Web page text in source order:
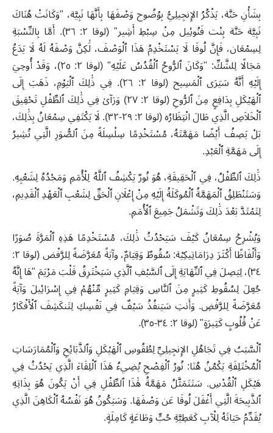
بِشَأْنِ حَنَّة، يَذْكُرُ الإِنجِيلِيُّ بِوُضُوح وَصْفَهَا بِأَنَّهَا نَبِيَّة، "وَكَانَتْ هُنَاكَ
نَبِيَّة حَنَّة بِنْت فَنُوئِيل مِنْ سِبْطِ أَشِير" (لوقا ٢: ٣٦). أَمَّا بِالنِّسْبَةِ
لِسِمْعَان، فَإِنَّ لُوقَا لَا يَسْتَخْدِمُ هَذَا ٱلْوَصْفَ، لَٰكِنَّ وَصْفَهُ لَهُ لَا يَدَعُ
مَجَالًا لِلشَّكِّ: "وَكَانَ ٱلرُّوحُ ٱلْقُدُسُ عَلَيْهِ" (لوقا ٢: ٢٥)، وَقَدْ أُوحِيَ
إِلَيْهِ أَنَّهُ سَيَرَى ٱلْمَسِيح (لوقا ٢: ٢٦). فِي ذَٰلِكَ ٱلْيَوْمِ، ذَهَبَ إِلَى
ٱلْهَيْكَلِ بِدَافِعٍ مِنَ ٱلرُّوحِ (لوقا ٢: ٢٧) وَرَآىٰ فِي ذَٰلِكَ ٱلطِّفْلِ تَحْقِيقَ
ٱلْخَلاَصِ الَّذِي طَالَ انْتِظَارُه (لوقا ٢: ٢٩-٣٢). لَا يَكْتَفِي سِمْعَانُ بِذَٰلِكَ،
بَلْ يَصِفُ أَيْضًا مَهَمَّتَهُ، مُسْتَخْدِمًا سِلْسِلَةً مِنَ ٱلصُّوَرِ الَّتِي تُشِيرُ
إِلَى مَهَمَّةِ ٱلْعَبْدِ.
ذَٰلِكَ ٱلطِّفْلُ، فِي ٱلْحَقِيقَةِ، هُوَ نُورٌ يَكْشِفُ ٱللَّهُ لِلْأُمَمِ وَمَجْدُهُ لِشَعْبِهِ.
وَسَتَنْطَلِقُ ٱلْمَهَمَّةُ ٱلْمُوكَلَةُ إِلَيْهِ مِنْ إِعْلَانِ ٱلْحَقِّ لِشَعْبِ ٱلْعَهْدِ ٱلْقَدِيمِ،
لِتَمْتَدَّ بَعْدَ ذَٰلِكَ وَتَشْمَلُ جَمِيعَ ٱلْأُمَمِ.
وَيُشْرِحُ سِمْعَانُ كَيْفَ سَيَحْدُثُ ذَٰلِكَ، مُسْتَخْدِمًا هَذِهِ ٱلْمَرَّةَ صُوَرًا
وَأَلْفَاظًا أَكْثَرَ دِرَامَاتِيكِيْة: سُقُوطٌ وَقِيَامٌ، وآيَةً مُعَرَّضَةً لِلرَّفْض (لوقا ٢:
٣٤)، لِيَصِلَ فِي ٱلنِّهَايَةِ إِلَى ٱلسَّيْفِ ٱلَّذِي سَيَخْتَرِقُ قَلْبَ مَرْيَمَ "هَا إِنَّهُ
جُعِلَ لِسُقُوطِ كَثِيرٍ مِنَ ٱلنَّاسِ وَقِيَامِ كَثِيرٍ مِّنْهُمْ فِي إِسْرَائِيلَ وَآيَةً
مُعَرَّضَةً لِلرَّفْضِ. وَأَنتِ سَيَنفُذُ سَيْفٌ فِي نَفْسِكِ لِتَنكَشِفَ ٱلْأَفْكَارُ
عَنْ قُلُوبٍ كَثِيرَةٍ" (لوقا ٢: ٣٤-٣٥).
ٱلْسَّبَبُ فِي تَجَاهُلِ الإِنجِيلِيِّ لِطُقُوسِ ٱلْهَيْكَلِ وَٱلذَّبَائِحِ وَٱلْمُمَارَسَاتِ
ٱلْمُخْتَلِفَةِ يَكْمُنُ هُنَا: نُورُ ٱلْفِصْحِ يُضِيءُ هَذَا ٱلْلِقَاءَ الَّذِي يَحْدُثُ فِي
هَيْكَلِ ٱلْقُدْسِ. سَتَتَمَثَّلُ مَهَمَّةُ هَٰذَا ٱلطِّفْلِ فِي أَنْ يَكُونَ هُوَ بِذَاتِهِ
ٱلذَّبِيحَةَ الَّتِي أَغْفَلَ لُوقَا عَن وَصْفَهَا. وَسَيَكُونُ هُوَ نَفْسُهُ ٱلْكَاهِنَ الَّذِي
يُقَدِّمُ حَيَاتَهُ لِلْآبِ كَعَطِيَّةِ حُبٍّ وَطَاعَةٍ كَامِلَةٍ.